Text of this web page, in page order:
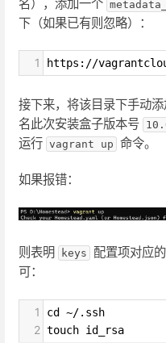
名），添加一个
下（如果已有则忽略）：
1 https://
接下来，将该目录下手动
名此次安装盒子版本号
运行 vagrant up 命令。
如果报错：
则表明 keys
配置项对应
可：
1 cd ~/.ssh
2 touch id_rsa